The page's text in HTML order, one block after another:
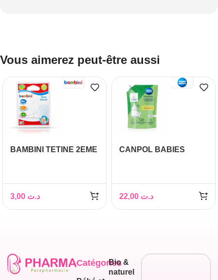
Vous aimerez peut-être aussi
BAMBINI TETINE 2EME
د.ت
CANPOL BABIES
د.ت
Catégories
Bio &
naturel